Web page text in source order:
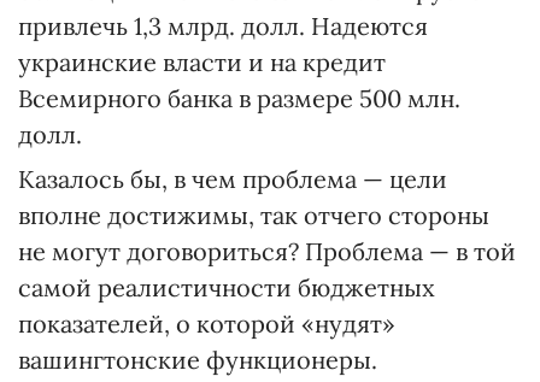
привлечь 1,3 млрд. долл. Надеются
украинские власти и на кредит
Всемирного банка в размере 500 млн.
долл.
Казалось бы, в чем проблема — цели
вполне достижимы, так отчего стороны
не могут договориться? Проблема — в той
самой реалистичности бюджетных
показателей, о которой «нудят»
вашингтонские функционеры.